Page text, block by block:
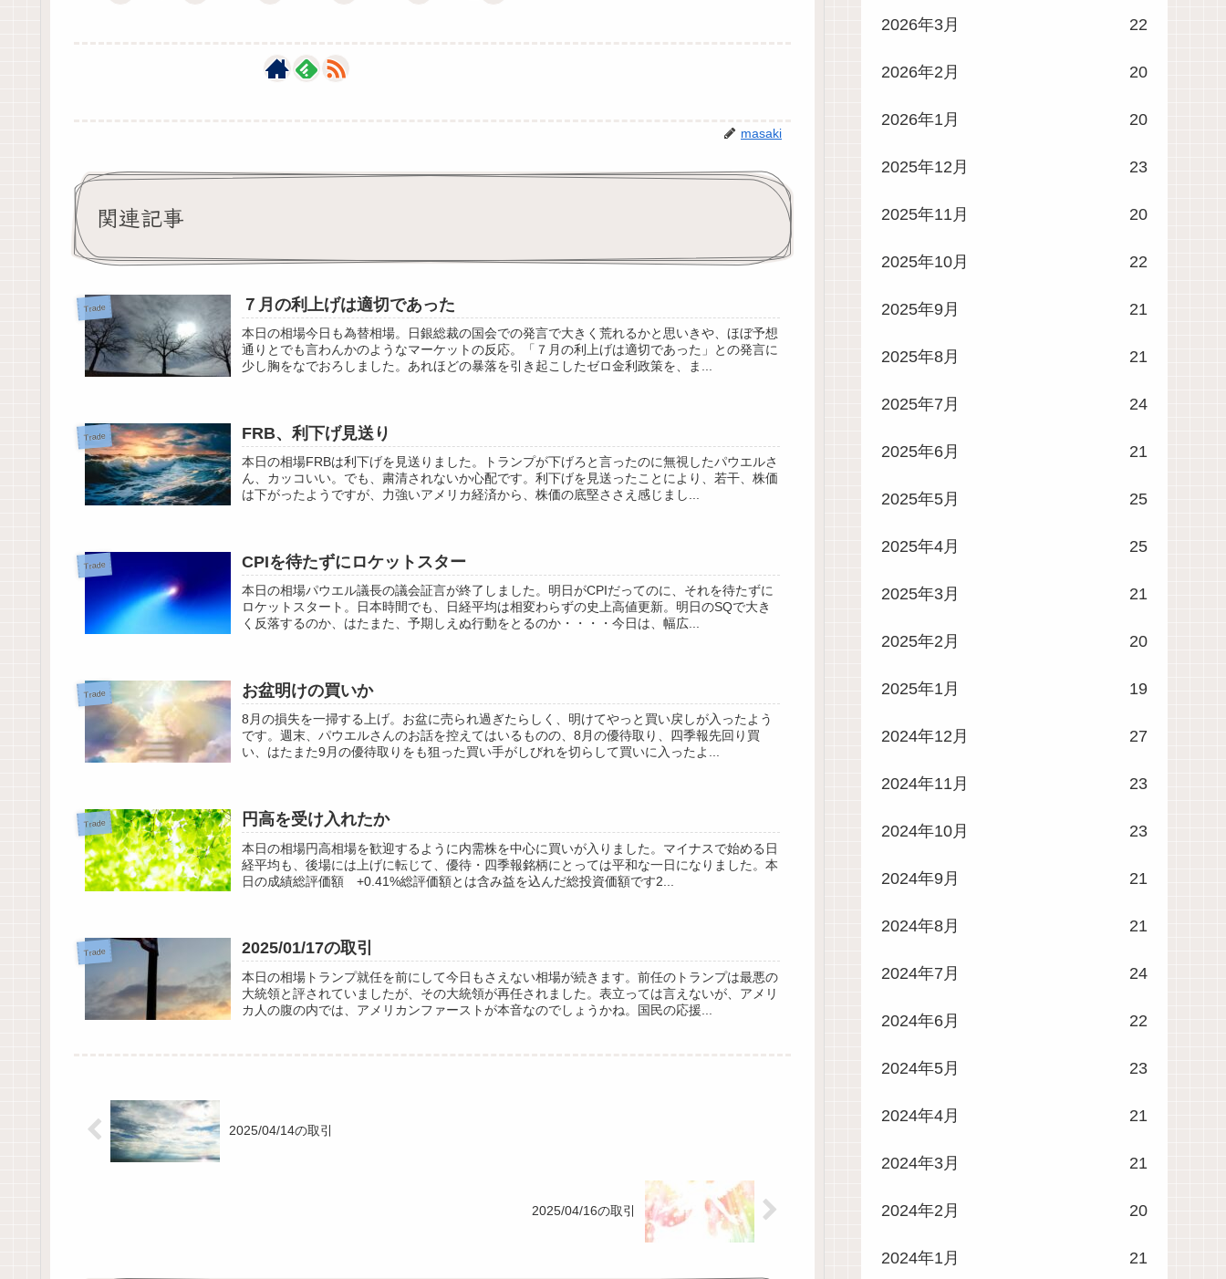
masaki
関連記事
Trade ７月の利上げは適切であった
本日の相場今日も為替相場。日銀総裁の国会での発言で大きく荒れるかと思いきや、ほぼ予想
通りとでも言わんかのようなマーケットの反応。「７月の利上げは適切であった」との発言に
少し胸をなでおろしました。あれほどの暴落を引き起こしたゼロ金利政策を、ま...
Trade FRB、利下げ見送り
本日の相場FRBは利下げを見送りました。トランプが下げろと言ったのに無視したパウエルさ
ん、カッコいい。でも、粛清されないか心配です。利下げを見送ったことにより、若干、株価
は下がったようですが、力強いアメリカ経済から、株価の底堅ささえ感じまし...
Trade CPIを待たずにロケットスター
本日の相場パウエル議長の議会証言が終了しました。明日がCPIだってのに、それを待たずに
ロケットスタート。日本時間でも、日経平均は相変わらずの史上高値更新。明日のSQで大き
く反落するのか、はたまた、予期しえぬ行動をとるのか・・・・今日は、幅広...
Trade お盆明けの買いか
8月の損失を一掃する上げ。お盆に売られ過ぎたらしく、明けてやっと買い戻しが入ったよう
です。週末、パウエルさんのお話を控えてはいるものの、8月の優待取り、四季報先回り買
い、はたまた9月の優待取りをも狙った買い手がしびれを切らして買いに入ったよ...
Trade 円高を受け入れたか
本日の相場円高相場を歓迎するように内需株を中心に買いが入りました。マイナスで始める日
経平均も、後場には上げに転じて、優待・四季報銘柄にとっては平和な一日になりました。本
日の成績総評価額 +0.41%総評価額とは含み益を込んだ総投資価額です2...
Trade 2025/01/17の取引
本日の相場トランプ就任を前にして今日もさえない相場が続きます。前任のトランプは最悪の
大統領と評されていましたが、その大統領が再任されました。表立っては言えないが、アメリ
カ人の腹の内では、アメリカンファーストが本音なのでしょうかね。国民の応援...
2025/04/14の取引
2025/04/16の取引
2026年3月 22
2026年2月 20
2026年1月 20
2025年12月 23
2025年11月 20
2025年10月 22
2025年9月 21
2025年8月 21
2025年7月 24
2025年6月 21
2025年5月 25
2025年4月 25
2025年3月 21
2025年2月 20
2025年1月 19
2024年12月 27
2024年11月 23
2024年10月 23
2024年9月 21
2024年8月 21
2024年7月 24
2024年6月 22
2024年5月 23
2024年4月 21
2024年3月 21
2024年2月 20
2024年1月 21